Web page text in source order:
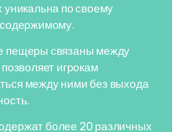
уникальна по своему
пещеры связаны между
игрокам
между ними без выхода
более 20 различных